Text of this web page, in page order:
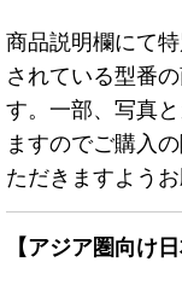
商品説明欄にて
されている型番
す。一部、写真
ますのでご購入
ただきますよう
【アジア圏向け